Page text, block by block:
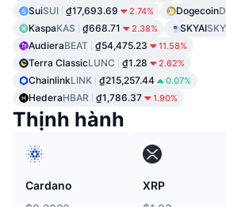
SuiSUI ₫17,693.69 2.74% Dogecoin
KaspaKAS ₫668.71 2.38% SKYAI
AudieraBEAT ₫54,475.23 11.58%
Terra ClassicLUNC ₫1.28 2.62%
ChainlinkLINK ₫215,257.44 0.07%
HederaHBAR ₫1,786.37 1.90%
Thịnh hành
Cardano
XRP